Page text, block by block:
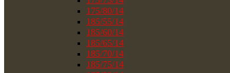
175/80/14
185/55/14
185/60/14
185/65/14
185/70/14
185/75/14